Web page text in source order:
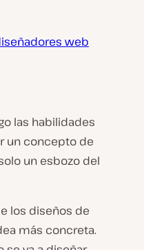
web
las habilidades
un concepto de
un esbozo del
los diseños de
más concreta.